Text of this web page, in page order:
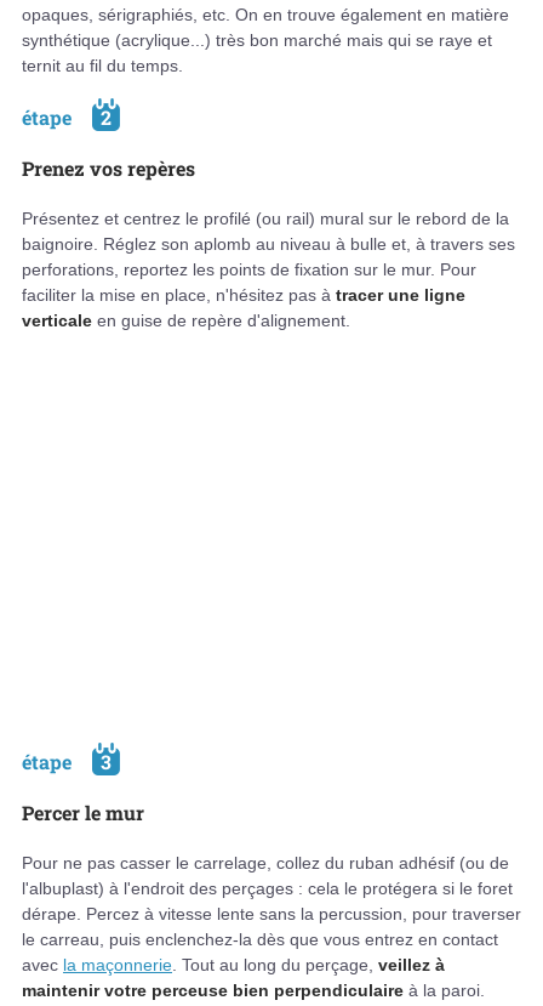
opaques, sérigraphiés, etc. On en trouve également en matière
synthétique (acrylique...) très bon marché mais qui se raye et
ternit au fil du temps.
étape
2
Prenez vos repères
Présentez et centrez le profilé (ou rail) mural sur le rebord de la
baignoire. Réglez son aplomb au niveau à bulle et, à travers ses
perforations, reportez les points de fixation sur le mur. Pour
faciliter la mise en place, n'hésitez pas à tracer une ligne
verticale en guise de repère d'alignement.
étape
3
Percer le mur
Pour ne pas casser le carrelage, collez du ruban adhésif (ou de
l'albuplast) à l'endroit des perçages : cela le protégera si le foret
dérape. Percez à vitesse lente sans la percussion, pour traverser
le carreau, puis enclenchez-la dès que vous entrez en contact
avec la maçonnerie . Tout au long du perçage, veillez à
maintenir votre perceuse bien perpendiculaire à la paroi.